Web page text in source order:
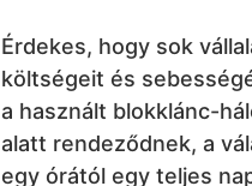
Érdekes, hogy sok
költségeit és
a használt blokklánc-
alatt rendeződnek, a
egy órától egy teljes